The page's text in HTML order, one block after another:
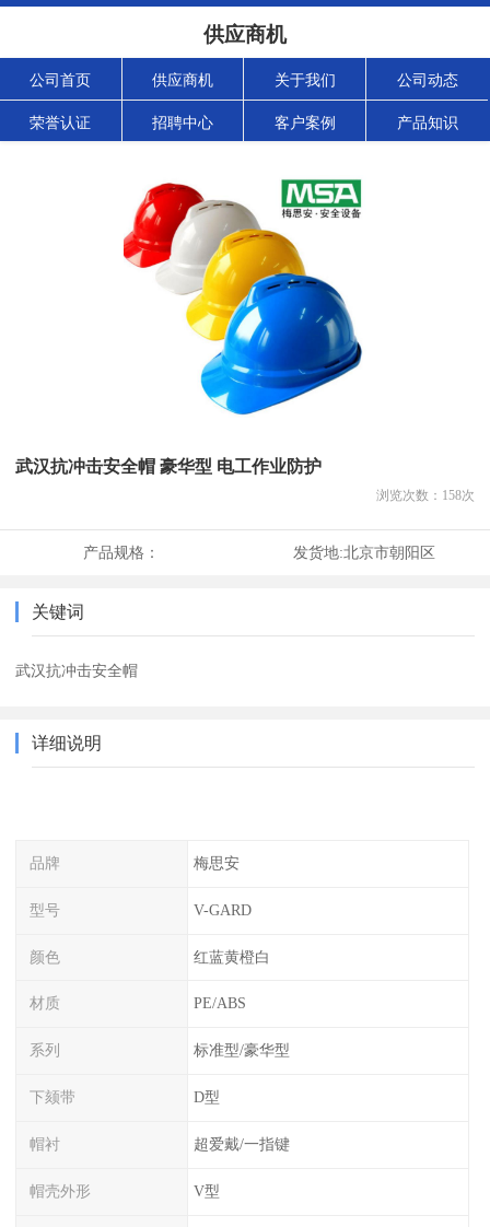
供应商机
公司首页 供应商机 关于我们 公司动态
荣誉认证 招聘中心 客户案例 产品知识
武汉抗冲击安全帽 豪华型 电工作业防护
浏览次数： 158次
产品规格： 发货地:北京市朝阳区
关键词
武汉抗冲击安全帽
详细说明
品牌 梅思安
型号 V-GARD
颜色 红蓝黄橙白
材质 PE/ABS
系列 标准型/豪华型
下颏带 D型
帽衬 超爱戴/一指键
帽壳外形 V型